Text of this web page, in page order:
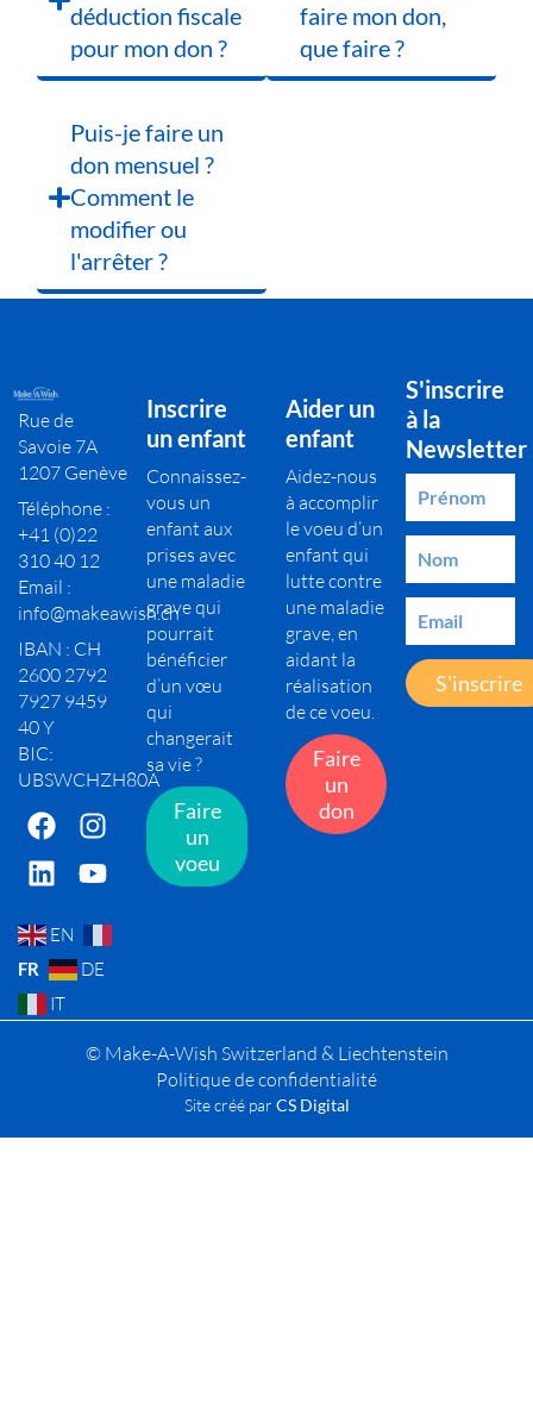
déduction fiscale
pour mon don ?
Puis-je faire un
don mensuel ?
Comment le
modifier ou
l'arrêter ?
faire mon don,
que faire ?
Rue de
Savoie 7A
1207 Genève
Téléphone :
+41 (0)22
310 40 12
Email :
info@makeawish.ch
IBAN : CH
2600 2792
7927 9459
40 Y
BIC:
UBSWCHZH80A
EN
FR
DE
IT
Inscrire
un enfant
Connaissez-
vous un
enfant aux
prises avec
une maladie
grave qui
pourrait
bénéficier
d’un vœu
qui
changerait
sa vie ?
Faire
un
voeu
Aider un
enfant
Aidez-nous
à accomplir
le voeu d’un
enfant qui
lutte contre
une maladie
grave, en
aidant la
réalisation
de ce voeu.
Faire
un
don
S'inscrire
à la
Newsletter
S'inscrire
© Make-A-Wish Switzerland & Liechtenstein
Politique de confidentialité
Site créé par CS Digital